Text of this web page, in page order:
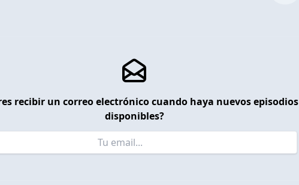
recibir un correo electrónico cuando haya nuevos episodios
disponibles?